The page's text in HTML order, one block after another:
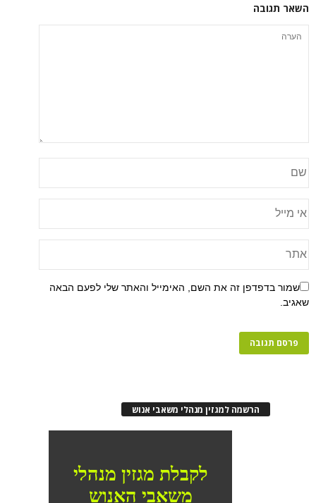
השאר תגובה
שמור בדפדפן זה את השם, האימייל והאתר שלי לפעם הבאה
שאגיב.
הרשמה למגזין מנהלי משאבי אנוש